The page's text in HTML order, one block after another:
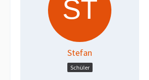
Stefan
Schüler